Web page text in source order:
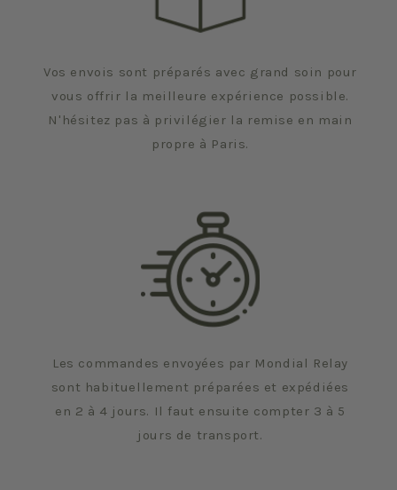
Vos envois sont préparés avec grand soin pour
vous offrir la meilleure expérience possible.
N'hésitez pas à privilégier la remise en main
propre à Paris.
Les commandes envoyées par Mondial Relay
sont habituellement préparées et expédiées
en 2 à 4 jours. Il faut ensuite compter 3 à 5
jours de transport.